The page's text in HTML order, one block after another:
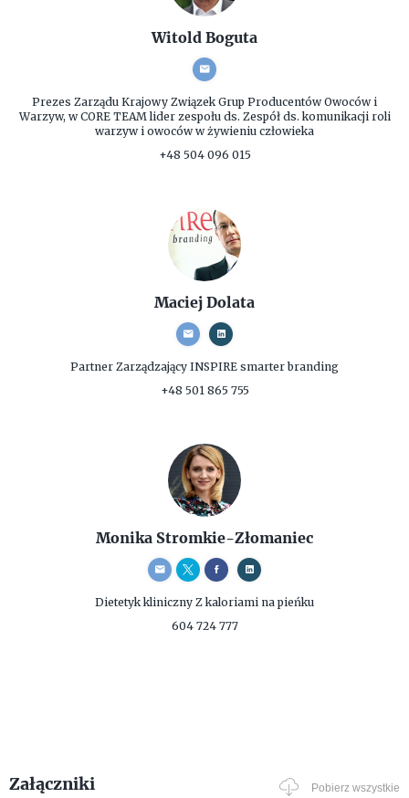
Witold Boguta
Prezes Zarządu Krajowy Związek Grup Producentów Owoców i
Warzyw, w CORE TEAM lider zespołu ds. Zespół ds. komunikacji roli
warzyw i owoców w żywieniu człowieka
+48 504 096 015
Maciej Dolata
Partner Zarządzający INSPIRE smarter branding
+48 501 865 755
Monika Stromkie-Złomaniec
Dietetyk kliniczny Z kaloriami na pieńku
604 724 777
Załączniki Pobierz wszystkie